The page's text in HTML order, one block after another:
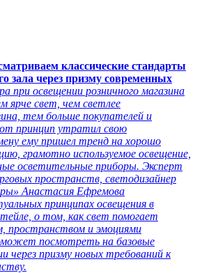
классические стандарты
зала через призму современных
при освещении розничного магазина
ярче свет, чем светлее
тем больше покупателей и
принцип утратил свою
ему пришел тренд на хорошо
грамотно используемое освещение,
осветительные приборы. Эксперт
пространств, светодизайнер
Анастасия Ефремова
принципах освещения в
о том, как свет помогает
пространством и эмоциями
посмотреть на базовые
через призму новых требований к